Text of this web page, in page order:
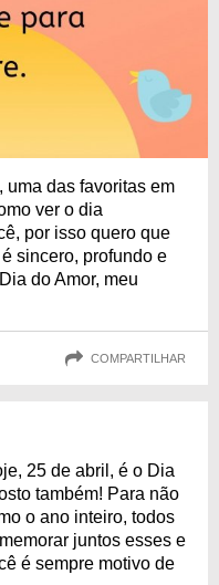
uma das favoritas em
ver o dia
por isso quero que
sincero, profundo e
do Amor, meu
COMPARTILHAR
25 de abril, é o Dia
também! Para não
o ano inteiro, todos
juntos esses e
é sempre motivo de